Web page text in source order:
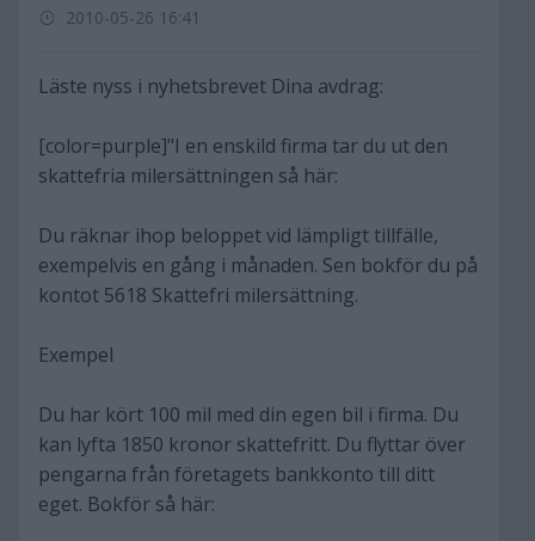
2010-05-26 16:41
Läste nyss i nyhetsbrevet Dina avdrag:
[color=purple]"I en enskild firma tar du ut den
skattefria milersättningen så här:
Du räknar ihop beloppet vid lämpligt tillfälle,
exempelvis en gång i månaden. Sen bokför du på
kontot 5618 Skattefri milersättning.
Exempel
Du har kört 100 mil med din egen bil i firma. Du
kan lyfta 1850 kronor skattefritt. Du flyttar över
pengarna från företagets bankkonto till ditt
eget. Bokför så här: